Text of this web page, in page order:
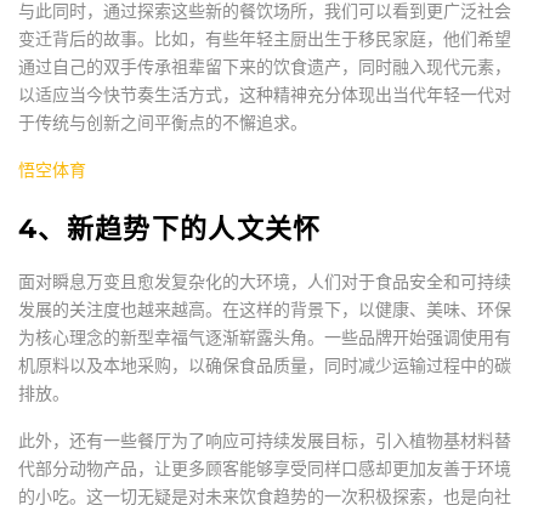
与此同时，通过探索这些新的餐饮场所，我们可以看到更广泛社会
变迁背后的故事。比如，有些年轻主厨出生于移民家庭，他们希望
通过自己的双手传承祖辈留下来的饮食遗产，同时融入现代元素，
以适应当今快节奏生活方式，这种精神充分体现出当代年轻一代对
于传统与创新之间平衡点的不懈追求。
悟空体育
4、新趋势下的人文关怀
面对瞬息万变且愈发复杂化的大环境，人们对于食品安全和可持续
发展的关注度也越来越高。在这样的背景下，以健康、美味、环保
为核心理念的新型幸福气逐渐崭露头角。一些品牌开始强调使用有
机原料以及本地采购，以确保食品质量，同时减少运输过程中的碳
排放。
此外，还有一些餐厅为了响应可持续发展目标，引入植物基材料替
代部分动物产品，让更多顾客能够享受同样口感却更加友善于环境
的小吃。这一切无疑是对未来饮食趋势的一次积极探索，也是向社